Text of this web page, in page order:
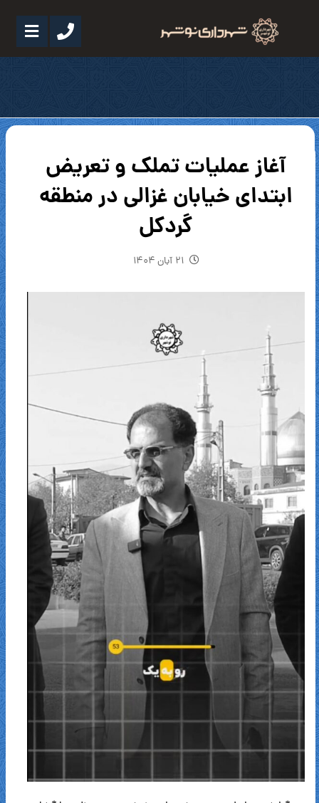
آغاز عملیات تملک و تعریض
ابتدای خیابان غزالی در منطقه
گردکل
۲۱ آبان ۱۴۰۴